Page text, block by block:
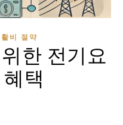
비 절약
한 전기요
택